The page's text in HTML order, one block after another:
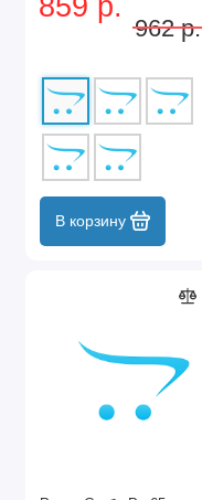
962 р.
В корзину